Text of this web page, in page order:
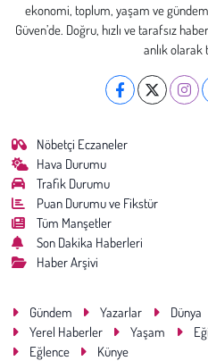
ekonomi, toplum, yaşam ve
Güven’de. Doğru, hızlı ve tarafsız
anlık olarak
Nöbetçi Eczaneler
Hava Durumu
Trafik Durumu
Puan Durumu ve Fikstür
Tüm Manşetler
Son Dakika Haberleri
Haber Arşivi
Gündem Yazarlar Dünya
Yerel Haberler
Yaşam
Eğlence
Künye